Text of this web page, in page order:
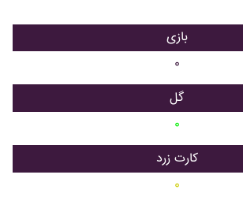
بازی
۰
گل
۰
کارت زرد
۰